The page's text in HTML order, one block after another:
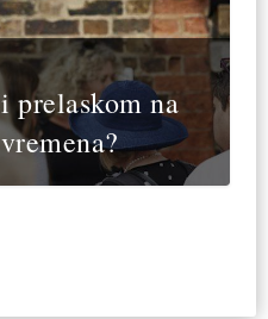
prelaskom na